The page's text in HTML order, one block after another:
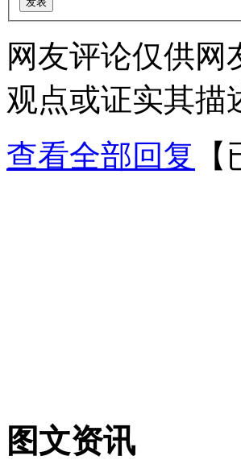
网友评论仅供
观点或证实其描
查看全部回复
图文资讯